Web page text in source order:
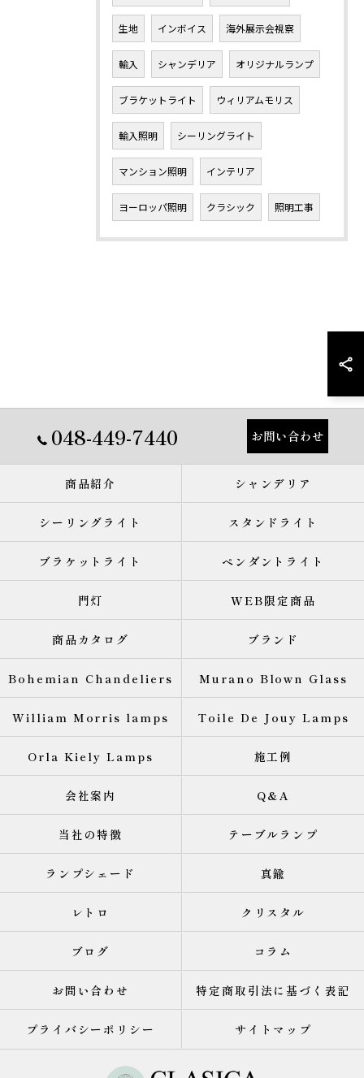
生地 インボイス 海外展示会視察
輸入 シャンデリア オリジナルランプ
ブラケットライト ウィリアムモリス
輸入照明 シーリングライト
マンション照明 インテリア
ヨーロッパ照明 クラシック 照明工事
048-449-7440 お問い合わせ
商品紹介 シャンデリア
シーリングライト スタンドライト
ブラケットライト ペンダントライト
門灯 WEB限定商品
商品カタログ ブランド
Bohemian Chandeliers Murano Blown Glass
William Morris lamps Toile De Jouy Lamps
Orla Kiely Lamps 施工例
会社案内 Q&A
当社の特徴 テーブルランプ
ランプシェード 真鍮
レトロ クリスタル
ブログ コラム
お問い合わせ 特定商取引法に基づく表記
プライバシーポリシー サイトマップ